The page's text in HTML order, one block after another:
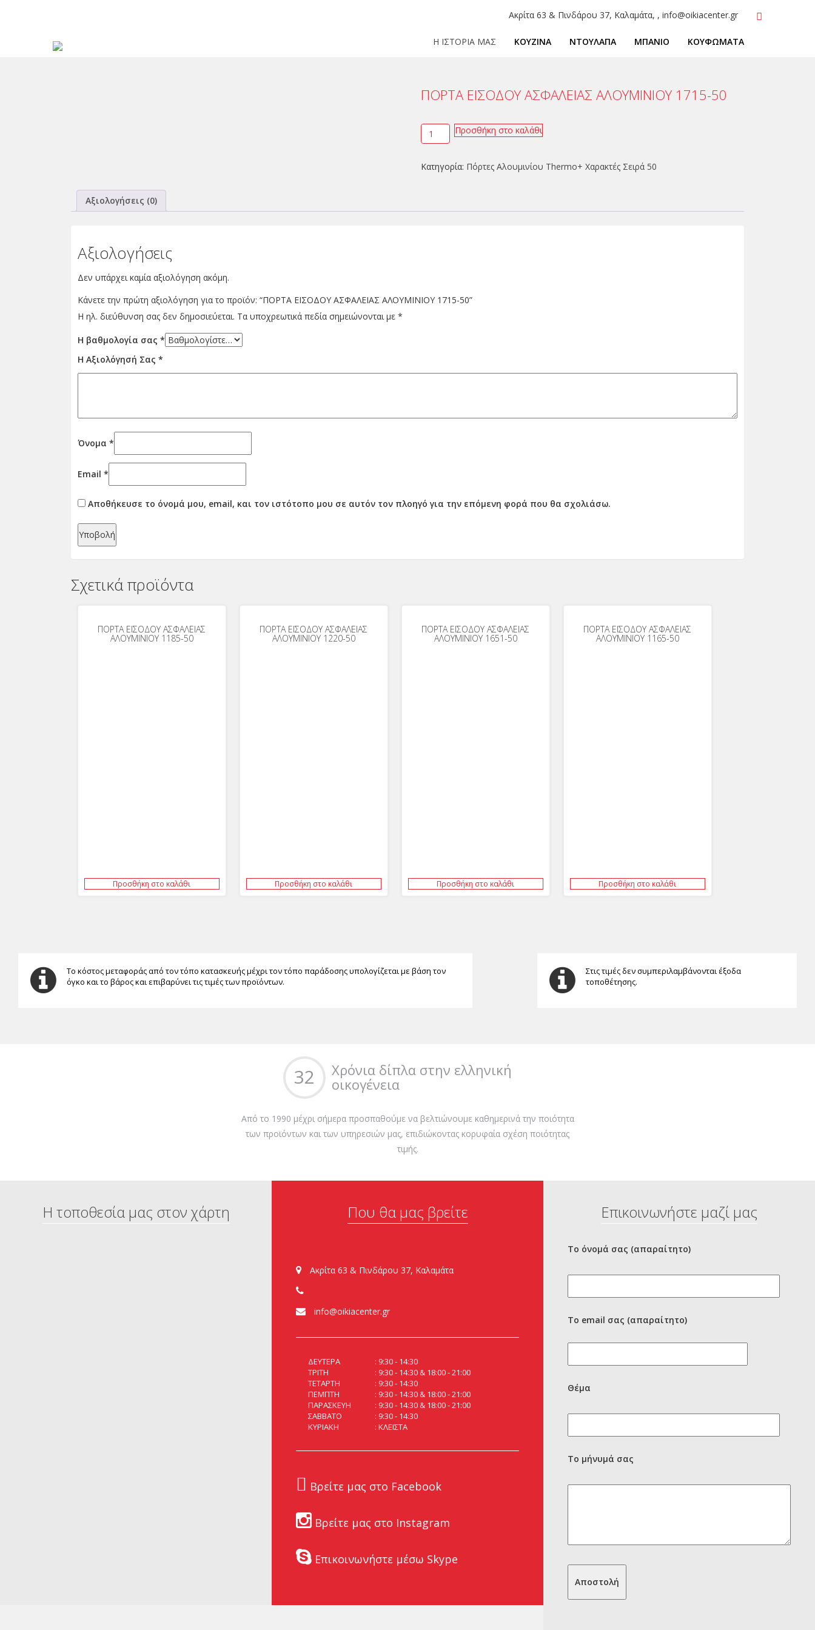
Ακρίτα 63 & Πινδάρου 37, Καλαμάτα, , info@oikiacenter.gr
Η ΙΣΤΟΡΙΑ ΜΑΣ ΚΟΥΖΙΝΑ ΝΤΟΥΛΑΠΑ ΜΠΑΝΙΟ ΚΟΥΦΩΜΑΤΑ
ΠΟΡΤΑ ΕΙΣΟΔΟΥ ΑΣΦΑΛΕΙΑΣ ΑΛΟΥΜΙΝΙΟΥ 1715-50
Προσθήκη στο καλάθι
Κατηγορία: Πόρτες Αλουμινίου Thermo+ Χαρακτές Σειρά 50
Αξιολογήσεις (0)
Αξιολογήσεις
Δεν υπάρχει καμία αξιολόγηση ακόμη.
Κάνετε την πρώτη αξιολόγηση για το προϊόν: “ΠΟΡΤΑ ΕΙΣΟΔΟΥ ΑΣΦΑΛΕΙΑΣ ΑΛΟΥΜΙΝΙΟΥ 1715-50”
Η ηλ. διεύθυνση σας δεν δημοσιεύεται. Τα υποχρεωτικά πεδία σημειώνονται με *
Η βαθμολογία σας *
Η Αξιολόγησή Σας *
Όνομα *
Email *
Αποθήκευσε το όνομά μου, email, και τον ιστότοπο μου σε αυτόν τον πλοηγό για την επόμενη φορά που θα σχολιάσω.
Σχετικά προϊόντα
ΠΟΡΤΑ ΕΙΣΟΔΟΥ ΑΣΦΑΛΕΙΑΣ
ΑΛΟΥΜΙΝΙΟΥ 1185-50
Προσθήκη στο καλάθι
ΠΟΡΤΑ ΕΙΣΟΔΟΥ ΑΣΦΑΛΕΙΑΣ
ΑΛΟΥΜΙΝΙΟΥ 1220-50
Προσθήκη στο καλάθι
ΠΟΡΤΑ ΕΙΣΟΔΟΥ ΑΣΦΑΛΕΙΑΣ
ΑΛΟΥΜΙΝΙΟΥ 1651-50
Προσθήκη στο καλάθι
ΠΟΡΤΑ ΕΙΣΟΔΟΥ ΑΣΦΑΛΕΙΑΣ
ΑΛΟΥΜΙΝΙΟΥ 1165-50
Προσθήκη στο καλάθι
Το κόστος μεταφοράς από τον τόπο κατασκευής μέχρι τον τόπο παράδοσης υπολογίζεται με βάση τον
όγκο και το βάρος και επιβαρύνει τις τιμές των προϊόντων.
Στις τιμές δεν συμπεριλαμβάνονται έξοδα
τοποθέτησης.
32
Χρόνια δίπλα στην ελληνική
οικογένεια
Από το 1990 μέχρι σήμερα προσπαθούμε να βελτιώνουμε καθημερινά την ποιότητα
των προϊόντων και των υπηρεσιών μας, επιδιώκοντας κορυφαία σχέση ποιότητας
τιμής.
Η τοποθεσία μας στον χάρτη Που θα μας βρείτε
Ακρίτα 63 & Πινδάρου 37, Καλαμάτα
info@oikiacenter.gr
ΔΕΥΤΕΡΑ
9:30 - 14:30
ΤΡΙΤΗ
9:30 - 14:30 & 18:00 - 21:00
ΤΕΤΑΡΤΗ
9:30 - 14:30
ΠΕΜΠΤΗ
9:30 - 14:30 & 18:00 - 21:00
ΠΑΡΑΣΚΕΥΗ
9:30 - 14:30 & 18:00 - 21:00
ΣΑΒΒΑΤΟ
9:30 - 14:30
ΚΥΡΙΑΚΗ
ΚΛΕΙΣΤΑ
Βρείτε μας στο Facebook
Βρείτε μας στο Instagram
Επικοινωνήστε μέσω Skype
Επικοινωνήστε μαζί μας
Το όνομά σας (απαραίτητο)
Το email σας (απαραίτητο)
Θέμα
Το μήνυμά σας